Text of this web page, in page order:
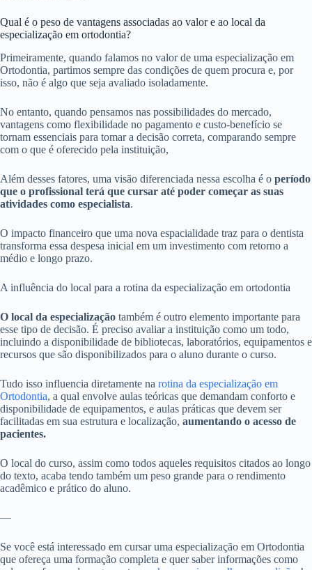
Qual é o peso de vantagens associadas ao valor e ao local da
especialização em ortodontia?
Primeiramente, quando falamos no valor de uma especialização em
Ortodontia, partimos sempre das condições de quem procura e, por
isso, não é algo que seja avaliado isoladamente.
No entanto, quando pensamos nas possibilidades do mercado,
vantagens como flexibilidade no pagamento e custo-benefício se
tornam essenciais para tomar a decisão correta, comparando sempre
com o que é oferecido pela instituição,
Além desses fatores, uma visão diferenciada nessa escolha é o período
que o profissional terá que cursar até poder começar as suas
atividades como especialista.
O impacto financeiro que uma nova espacialidade traz para o dentista
transforma essa despesa inicial em um investimento com retorno a
médio e longo prazo.
A influência do local para a rotina da especialização em ortodontia
O local da especialização também é outro elemento importante para
esse tipo de decisão. É preciso avaliar a instituição como um todo,
incluindo a disponibilidade de bibliotecas, laboratórios, equipamentos e
recursos que são disponibilizados para o aluno durante o curso.
Tudo isso influencia diretamente na rotina da especialização em
Ortodontia, a qual envolve aulas teóricas que demandam conforto e
disponibilidade de equipamentos, e aulas práticas que devem ser
facilitadas em sua estrutura e localização, aumentando o acesso de
pacientes.
O local do curso, assim como todos aqueles requisitos citados ao longo
do texto, acaba tendo também um peso grande para o rendimento
acadêmico e prático do aluno.
—
Se você está interessado em cursar uma especialização em Ortodontia
que ofereça uma formação completa e quer saber informações como